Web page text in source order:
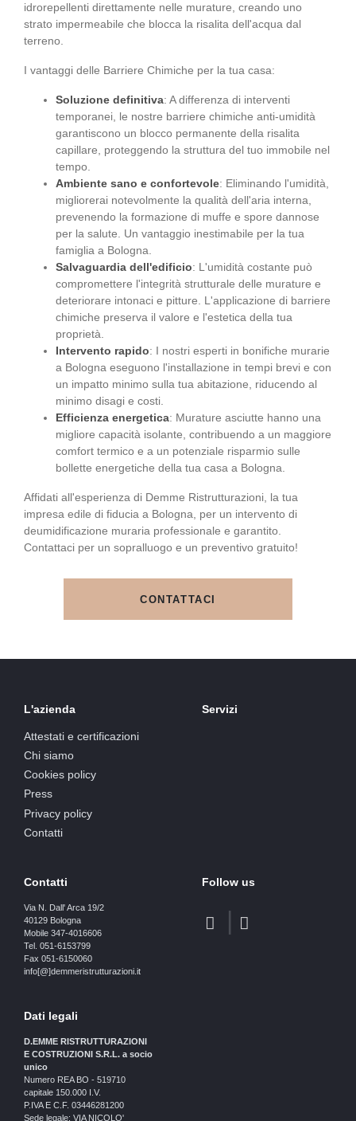
idrorepellenti direttamente nelle murature, creando uno
strato impermeabile che blocca la risalita dell'acqua dal
terreno.
I vantaggi delle Barriere Chimiche per la tua casa:
Soluzione definitiva: A differenza di interventi
temporanei, le nostre barriere chimiche anti-umidità
garantiscono un blocco permanente della risalita
capillare, proteggendo la struttura del tuo immobile nel
tempo.
Ambiente sano e confortevole: Eliminando l'umidità,
migliorerai notevolmente la qualità dell'aria interna,
prevenendo la formazione di muffe e spore dannose
per la salute. Un vantaggio inestimabile per la tua
famiglia a Bologna.
Salvaguardia dell'edificio: L'umidità costante può
compromettere l'integrità strutturale delle murature e
deteriorare intonaci e pitture. L'applicazione di barriere
chimiche preserva il valore e l'estetica della tua
proprietà.
Intervento rapido: I nostri esperti in bonifiche murarie
a Bologna eseguono l'installazione in tempi brevi e con
un impatto minimo sulla tua abitazione, riducendo al
minimo disagi e costi.
Efficienza energetica: Murature asciutte hanno una
migliore capacità isolante, contribuendo a un maggiore
comfort termico e a un potenziale risparmio sulle
bollette energetiche della tua casa a Bologna.
Affidati all'esperienza di Demme Ristrutturazioni, la tua
impresa edile di fiducia a Bologna, per un intervento di
deumidificazione muraria professionale e garantito.
Contattaci per un sopralluogo e un preventivo gratuito!
CONTATTACI
L'azienda
Attestati e certificazioni
Chi siamo
Cookies policy
Press
Privacy policy
Contatti
Servizi
Contatti
Via N. Dall' Arca 19/2
40129 Bologna
Mobile 347-4016606
Tel. 051-6153799
Fax 051-6150060
info[@]demmeristrutturazioni.it
Follow us
Dati legali
D.EMME RISTRUTTURAZIONI
E COSTRUZIONI S.R.L. a socio
unico
Numero REA BO - 519710
capitale 150.000 I.V.
P.IVA E C.F. 03446281200
Sede legale: VIA NICOLO'